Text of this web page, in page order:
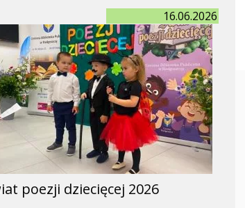
16.06.2026
poezji dziecięcej 2026